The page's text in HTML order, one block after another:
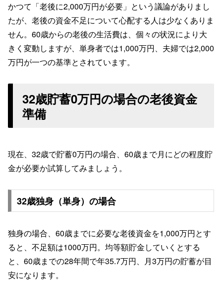
かつて「老後に2,000万円が必要」という議論がありまし
たが、老後の資金不足について心配する人は少なくありま
せん。60歳からの老後の生活費は、個々の状況により大
きく変動しますが、単身者では1,000万円、夫婦では2,000
万円が一つの基準とされています。
32歳貯蓄0万円の場合の老後資金
準備
現在、32歳で貯蓄0万円の場合、60歳まで月にどの程度貯
金が必要か試算してみましょう。
32歳独身（単身）の場合
独身の場合、60歳までに必要な老後資金を1,000万円とす
ると、不足額は1000万円。均等額貯金していくとする
と、60歳までの28年間で年35.7万円、月3万円の貯蓄が目
安になります。